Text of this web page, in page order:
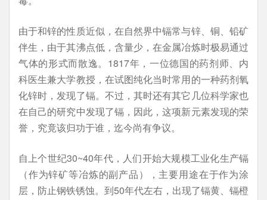
由于和锌的性质近似，在自然界中镉常与锌、铜、铅矿
伴生，由于其沸点低，含量少，在金属冶炼时极易通过
气体的形式而散逸。1817年，一位德国的药剂师、内
科医生兼大学教授，在试图纯化当时常用的一种药剂氧
化锌时，发现了镉。不过，其时还有其它几位科学家也
在自己的研究中发现了镉，因此，这项新元素发现的荣
誉，究竟该归功于谁，迄今尚有争议。
自上个世纪30~40年代，人们开始大规模工业化生产镉
（作为锌矿等冶炼的副产品），主要用途在于作为涂
层，防止钢铁锈蚀。到50年代左右，出现了镉黄、镉橙